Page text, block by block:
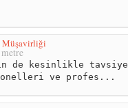
Müşavirliği
de kesinlikle tavsiye
ve profes...